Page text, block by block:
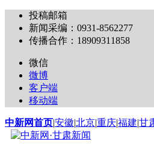
投稿邮箱
新闻采编：0931-8562277
传播合作：18909311858
微信
微博
客户端
移动端
中新网首页|安徽|北京|重庆|福建|甘